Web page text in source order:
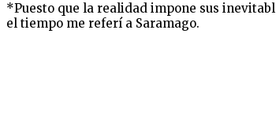
*Puesto que la realidad impone sus
el tiempo me referí a Saramago.